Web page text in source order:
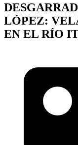
LÓPEZ:
EN EL RÍO